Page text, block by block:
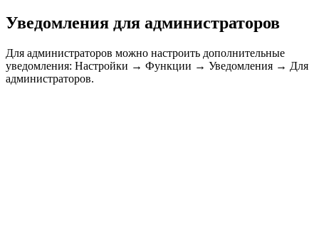
Уведомления для администраторов
Для администраторов можно настроить дополнительные
уведомления: Настройки → Функции → Уведомления → Для
администраторов.